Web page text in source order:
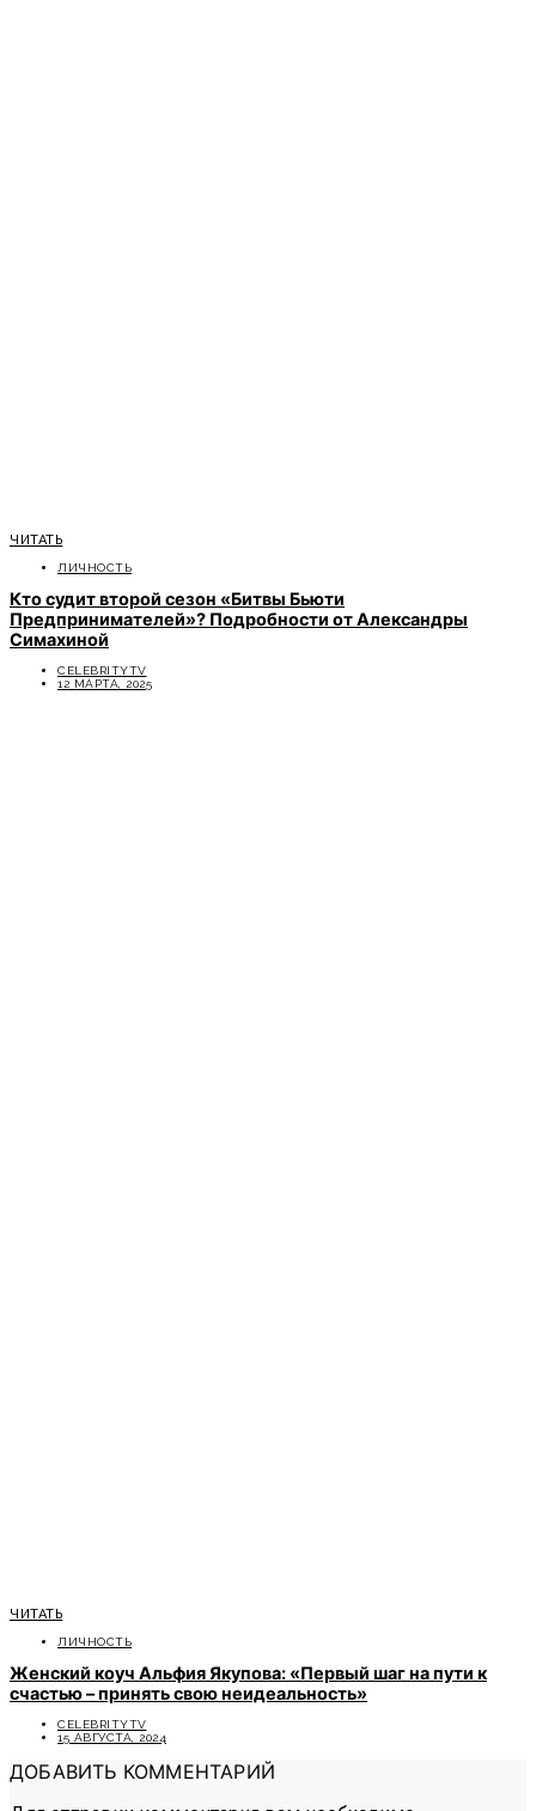
ЧИТАТЬ
ЛИЧНОСТЬ
Кто судит второй сезон «Битвы Бьюти
Предпринимателей»? Подробности от Александры
Симахиной
CELEBRITYTV
12 МАРТА, 2025
ЧИТАТЬ
ЛИЧНОСТЬ
Женский коуч Альфия Якупова: «Первый шаг на пути к
счастью – принять свою неидеальность»
CELEBRITYTV
15 АВГУСТА, 2024
ДОБАВИТЬ КОММЕНТАРИЙ